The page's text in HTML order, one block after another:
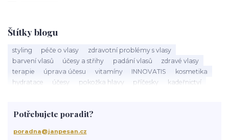
Štítky blogu
styling péče o vlasy
zdravotní problémy s vlasy
barvení vlasů
účesy a střihy padání vlasů
zdravé vlasy
terapie
úprava účesu vitamíny INNOVATIS
kosmetika
hydratace
účesy pokožka hlavy příčesky
kadeřnictví
třepění vlasů
chemicky poškozené vlasy
kortikoidy
objem vlasů
Potřebujete poradit?
poradna@janpesan.cz